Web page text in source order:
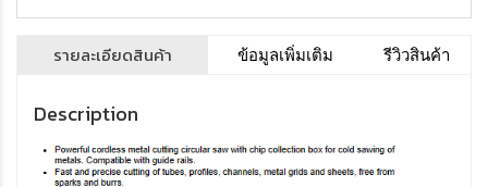
รายละเอียดสินค้า ข้อมูลเพิ่มเติม รีวิวสินค้า
Description